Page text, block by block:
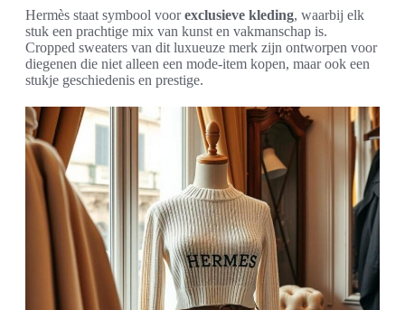
Hermès staat symbool voorexclusieve kleding, waarbij elk
stuk een prachtige mix van kunst en vakmanschap is.
Cropped sweaters van dit luxueuze merk zijn ontworpen voor
diegenen die niet alleen een mode-item kopen, maar ook een
stukje geschiedenis en prestige.